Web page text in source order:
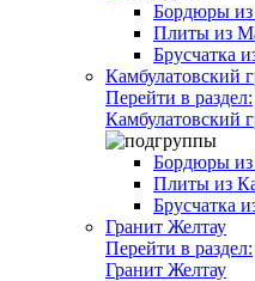
Бордюры из
Плиты из
Брусчатка
Камбулатовский
Перейти в раздел:
Камбулатовский
Бордюры из
Плиты из
Брусчатка
Гранит Желтау
Перейти в раздел:
Гранит Желтау